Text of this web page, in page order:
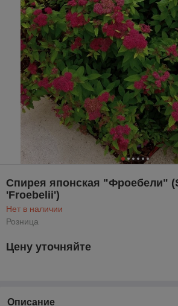
Спирея японская "Фроебели"
'Froebelii')
Нет в наличии
Розница
Цену уточняйте
Описание